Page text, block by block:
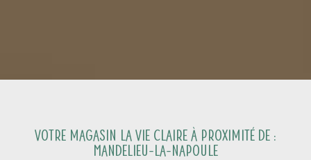
Votre magasin La Vie Claire à proximité de :
Mandelieu-la-Napoule